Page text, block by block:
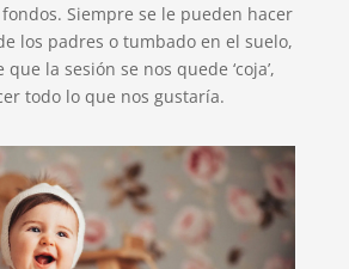
Siempre se le pueden hacer
los padres o tumbado en el suelo,
la sesión se nos quede ‘coja’,
todo lo que nos gustaría.